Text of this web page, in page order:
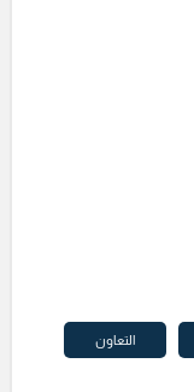
التعاون